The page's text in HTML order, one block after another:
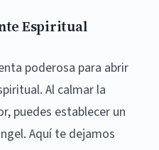
Espiritual
poderosa para abrir
Al calmar la
puedes establecer un
Aquí te dejamos